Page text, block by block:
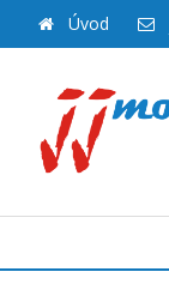
Úvod